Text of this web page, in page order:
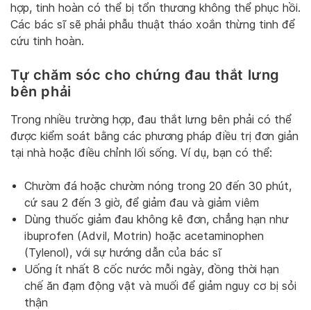
hợp, tinh hoàn có thể bị tổn thương không thể phục hồi.
Các bác sĩ sẽ phải phẫu thuật tháo xoắn thừng tinh để
cứu tinh hoàn.
Tự chăm sóc cho chứng đau thắt lưng
bên phải
Trong nhiều trường hợp, đau thắt lưng bên phải có thể
được kiểm soát bằng các phương pháp điều trị đơn giản
tại nhà hoặc điều chỉnh lối sống. Ví dụ, bạn có thể:
Chườm đá hoặc chườm nóng trong 20 đến 30 phút,
cứ sau 2 đến 3 giờ, để giảm đau và giảm viêm
Dùng thuốc giảm đau không kê đơn, chẳng hạn như
ibuprofen (Advil, Motrin) hoặc acetaminophen
(Tylenol), với sự hướng dẫn của bác sĩ
Uống ít nhất 8 cốc nước mỗi ngày, đồng thời hạn
chế ăn đạm động vật và muối để giảm nguy cơ bị sỏi
thận